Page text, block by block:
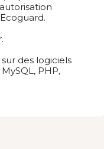
des logiciels
PHP,